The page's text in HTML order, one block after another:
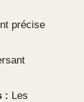
précise
: Les